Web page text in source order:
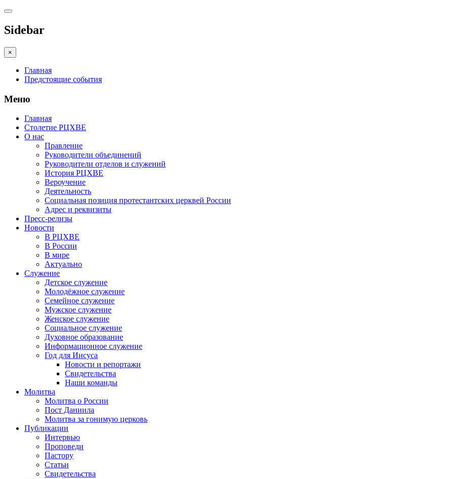
Sidebar
×
Главная
Предстоящие события
Меню
Главная
Столетие РЦХВЕ
О нас
Правление
Руководители объединений
Руководители отделов и служений
История РЦХВЕ
Вероучение
Деятельность
Социальная позиция протестантских церквей России
Адрес и реквизиты
Пресс-релизы
Новости
В РЦХВЕ
В России
В мире
Актуально
Служение
Детское служение
Молодёжное служение
Семейное служение
Мужское служение
Женское служение
Социальное служение
Духовное образование
Информационное служение
Год для Иисуса
Новости и репортажи
Свидетельства
Наши команды
Молитва
Молитва о России
Пост Даниила
Молитва за гонимую церковь
Публикации
Интервью
Проповеди
Пастору
Статьи
Свидетельства